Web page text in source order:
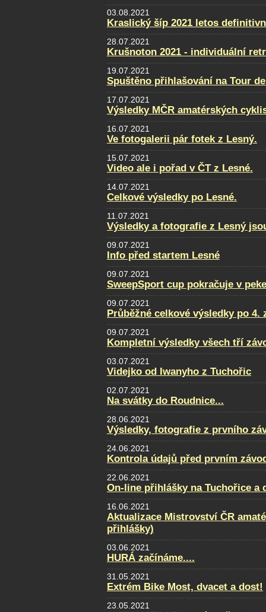
03.08.2021
Kraslický šíp 2021 letos
28.07.2021
Krušnoton 2021 - individuální
19.07.2021
Spuštěno přihlašování na Tour
17.07.2021
Výsledky MČR amatérských
16.07.2021
Ve fotogalerii pár fotek z Lesný.
15.07.2021
Video ale i pořad v ČT z Lesné.
14.07.2021
Celkové výsledky po Lesné.
11.07.2021
Výsledky a fotografie z Lesný
09.07.2021
Info před startem Lesné
09.07.2021
SweepSport cup pokračuje v
09.07.2021
Průběžné celkové výsledky po 4.
09.07.2021
Kompletní výsledky všech tří
03.07.2021
Videjko od Iwanyho z Tuchořic
02.07.2021
Na svátky do Roudnice...
28.06.2021
Výsledky, fotografie z prvního
24.06.2021
Kontrola údajů před prvním
22.06.2021
On-line přihlášky na Tuchořice a
16.06.2021
Aktualizace Mistrovství ČR
přihlášky)
03.06.2021
HURÁ začínáme....
31.05.2021
Extrém Bike Most, dvacet a dost!
23.05.2021